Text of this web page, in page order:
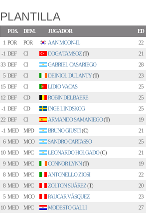
PLANTILLA
POS. DEM. JUGADOR
ED
1 POR POR AAN MOON-IL
22
-1 DEF CI DOGA TAMSOZ(T)
21
33 DEF CI GABRIEL CASARIEGO
28
5 DEF CI DEINIOL DULANTY(T)
23
15 DEF CI LIDIO VACAS
25
12 DEF CD ROBIN DELBAERE
25
-1 DEF CD INGE LINDSKOG
25
22 DEF CI ARMANDO SAMANIEGO(T)
19
-1 MED MPD BRUNO GIUSTI(C)
21
6 MED MCO SANDRO CARTASSO
25
10 MED MPC LEONARDO HOLGADO(C)
21
9 MED MPC CONNOR LYNN(T)
19
8 MED MPC ANTONELLO ZIOSI
22
8 MED MPC ZOLTON SUÁREZ(T)
20
5 MED MCO PAUCAR VÁSQUEZ
23
10 MED MPC MODESTO GALLI
27